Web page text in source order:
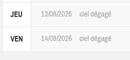
JEU 13/08/2026 ciel dégagé
VEN 14/08/2026 ciel dégagé